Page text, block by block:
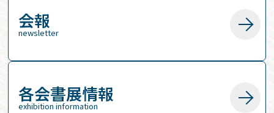
会報
newsletter
各会書展情報
exhibition information